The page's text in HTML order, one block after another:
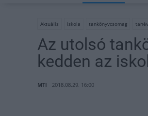
Aktuális iskola tankönyvcsomag
Az utolsó
kedden az
MTI 2018.08.29. 16:00